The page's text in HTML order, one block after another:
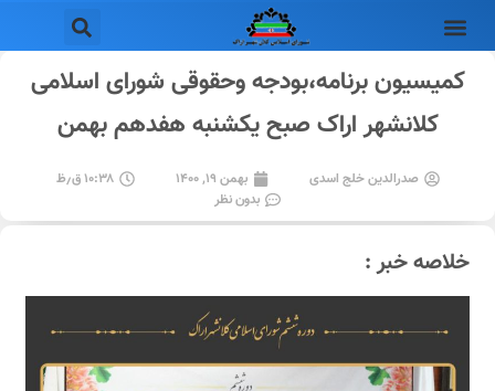
کمیسیون برنامه،بودجه و‌حقوقی شورای اسلامی
کلانشهر اراک صبح یکشنبه هفدهم بهمن
صدرالدین خلج اسدی بهمن ۱۹, ۱۴۰۰
۱۰:۳۸ ق٫ظ
بدون نظر
خلاصه خبر :